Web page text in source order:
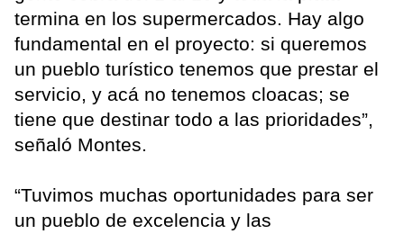
termina en los supermercados. Hay algo
fundamental en el proyecto: si queremos
un pueblo turístico tenemos que prestar el
servicio, y acá no tenemos cloacas; se
tiene que destinar todo a las prioridades”,
señaló Montes.
“Tuvimos muchas oportunidades para ser
un pueblo de excelencia y las